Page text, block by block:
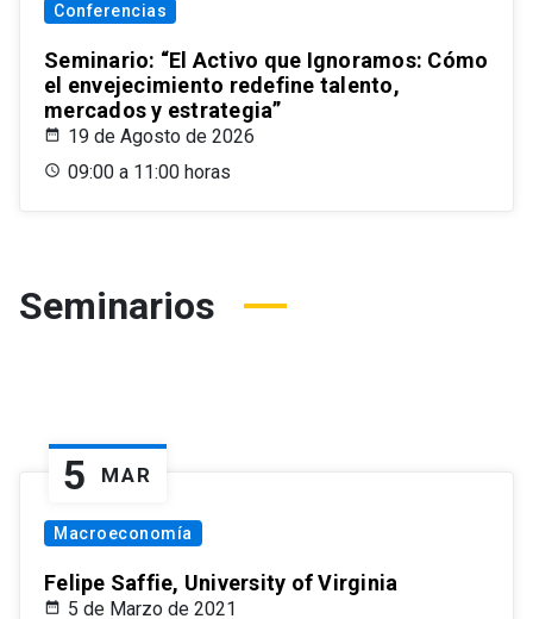
Conferencias
Seminario: “El Activo que Ignoramos: Cómo
el envejecimiento redefine talento,
mercados y estrategia”
19 de Agosto de 2026
09:00 a 11:00 horas
Seminarios
5 MAR
Macroeconomía
Felipe Saffie, University of Virginia
5 de Marzo de 2021